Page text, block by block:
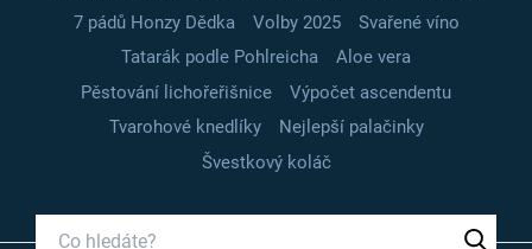
7 pádů Honzy Dědka
Volby 2025
Svařené víno
Tatarák podle Pohlreicha
Aloe vera
Pěstování lichořeřišnice
Výpočet ascendentu
Tvarohové knedlíky
Nejlepší palačinky
Švestkový koláč